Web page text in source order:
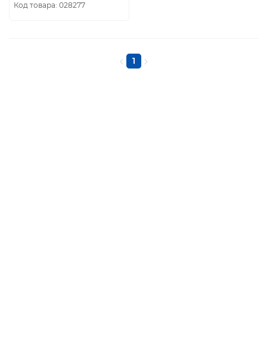
Код товара: 028277
1